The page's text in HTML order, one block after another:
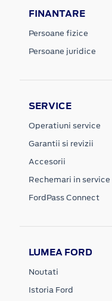
FINANTARE
Persoane fizice
Persoane juridice
SERVICE
Operatiuni service
Garantii si revizii
Accesorii
Rechemari in service
FordPass Connect
LUMEA FORD
Noutati
Istoria Ford